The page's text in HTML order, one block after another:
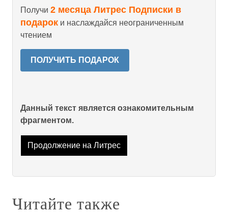
Получи 2 месяца Литрес Подписки в
подарок и наслаждайся неограниченным
чтением
ПОЛУЧИТЬ ПОДАРОК
Данный текст является ознакомительным
фрагментом.
Продолжение на Литрес
Читайте также